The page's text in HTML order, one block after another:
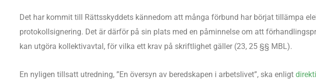
Det har kommit till Rättsskyddets kännedom att många förbund har börjat tillämpa
protokollsignering. Det är därför på sin plats med en påminnelse om att
kan utgöra kollektivavtal, för vilka ett krav på skriftlighet gäller (23, 25 §§ MBL).
En nyligen tillsatt utredning, ”En översyn av beredskapen i arbetslivet”, ska enligt